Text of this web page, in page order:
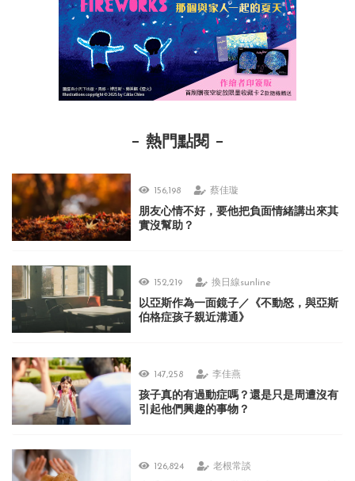
熱門點閱
156,198 蔡佳璇
朋友心情不好，要他把負面情緒講出來其
實沒幫助？
152,219 換日線sunline
以亞斯作為一面鏡子／《不動怒，與亞斯
伯格症孩子親近溝通》
147,258 李佳燕
孩子真的有過動症嗎？還是只是周遭沒有
引起他們興趣的事物？
126,824 老根常談